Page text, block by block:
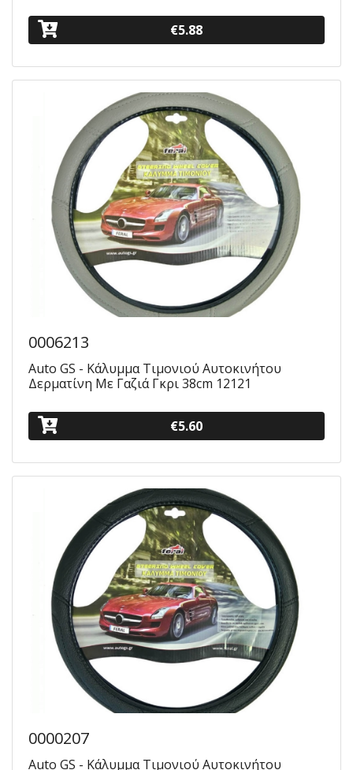
€5.88
0006213
Auto GS - Κάλυμμα Τιμονιού Αυτοκινήτου
Δερματίνη Με Γαζιά Γκρι 38cm 12121
€5.60
0000207
Auto GS - Κάλυμμα Τιμονιού Αυτοκινήτου